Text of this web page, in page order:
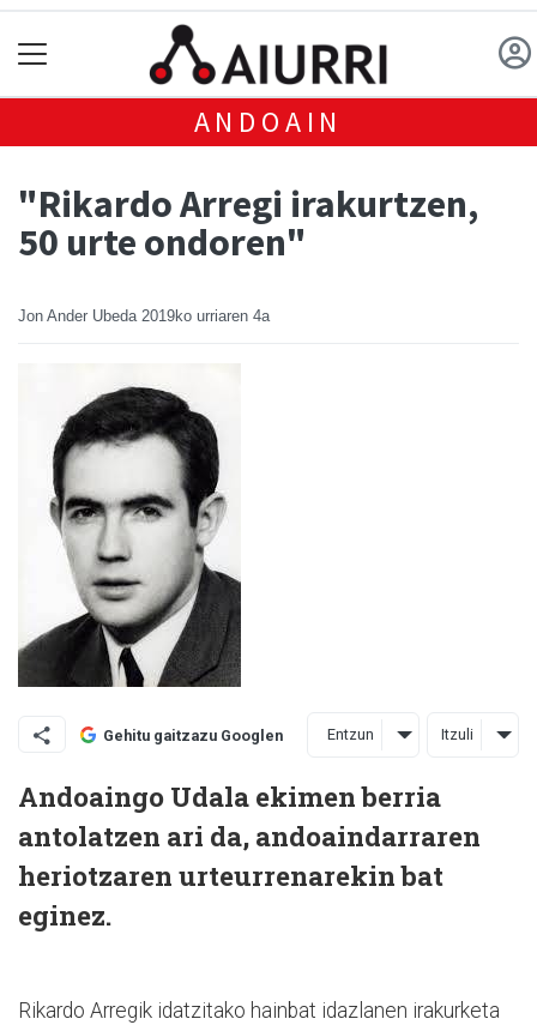
ANDOAIN
"Rikardo Arregi irakurtzen,
50 urte ondoren"
Jon Ander Ubeda 2019ko urriaren 4a
Gehitu gaitzazu Googlen Entzun Itzuli
Andoaingo Udala ekimen berria
antolatzen ari da, andoaindarraren
heriotzaren urteurrenarekin bat
eginez.
Rikardo Arregik idatzitako hainbat idazlanen irakurketa